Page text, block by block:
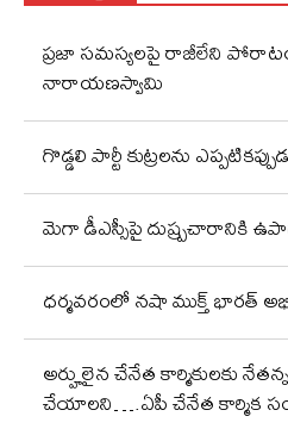
ప్రజా సమస్యలపై రాజీలేని
నారాయణస్వామి
గొడ్డలి పార్టీ కుట్రలను
మెగా డీఎస్సీపై దుష్ప్రచారానికి
ధర్మవరంలో నషా ముక్త్ భారత్
అర్హులైన చేనేత కార్మికులకు
చేయాలని….ఏపీ చేనేత కార్మిక